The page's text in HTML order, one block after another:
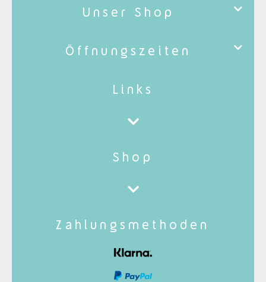
Unser Shop
Öffnungszeiten
Links
Shop
Zahlungsmethoden